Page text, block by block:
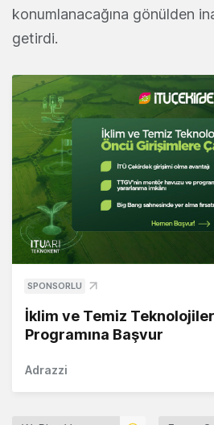
konumlanacağına gönülden
getirdi.
SPONSORLU
İklim ve Temiz Teknolojiler
Programına Başvur
Adrazzi